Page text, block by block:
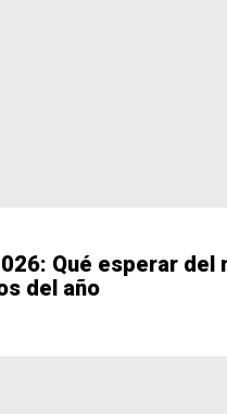
Qué esperar del
del año